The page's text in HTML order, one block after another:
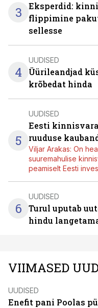
3
Eksperdid:
flippimine
sellesse
4
UUDISED
Üürileandjad
krõbedat hinda
5
UUDISED
Eesti
ruuduse
Viljar Arakas: On
suuremahulise
peamiselt Eesti
6
UUDISED
Turul uputab
hindu
VIIMASED
UUDISED
Enefit pani Poolas